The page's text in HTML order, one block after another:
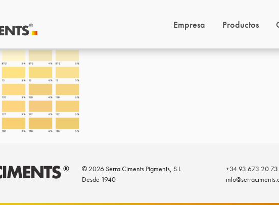
Empresa Productos
© 2026 Serra Ciments Pigments, S.L
Desde 1940
+34 93 673 20 73